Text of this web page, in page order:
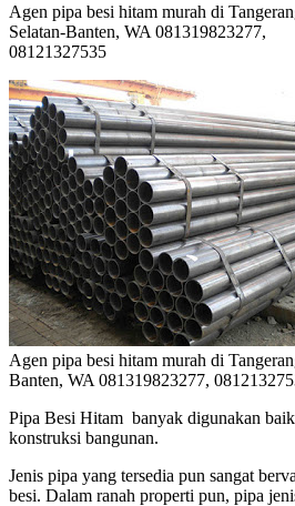
Agen pipa besi hitam murah di
Selatan-Banten, WA 081319823277,
08121327535
Agen pipa besi hitam murah di
Banten, WA 081319823277,
Pipa Besi Hitam banyak digunakan
konstruksi bangunan.
Jenis pipa yang tersedia pun sangat
besi. Dalam ranah properti pun, pipa